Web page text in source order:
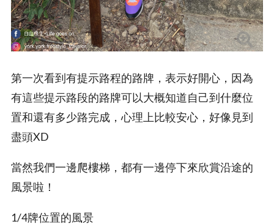
第一次看到有提示路程的路牌，表示好開心，因為
有這些提示路段的路牌可以大概知道自己到什麼位
置和還有多少路完成，心理上比較安心，好像見到
盡頭XD
當然我們一邊爬樓梯，都有一邊停下來欣賞沿途的
風景啦！
1/4牌位置的風景